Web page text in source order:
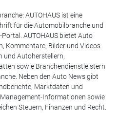
AUTOHAUS ist eine
für die Automobilbranche und
AUTOHAUS bietet Auto
Kommentare, Bilder und Videos
und Autoherstellern,
sowie Branchendienstleistern
Neben den Auto News gibt
Marktdaten und
Informationen sowie
Steuern, Finanzen und Recht.